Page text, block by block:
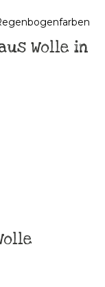
Wolle in